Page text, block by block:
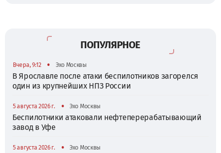
ПОПУЛЯРНОЕ
Вчера, 9:12 • Эхо Москвы
В Ярославле после атаки беспилотников загорелся
один из крупнейших НПЗ России
5 августа 2026 г. • Эхо Москвы
Беспилотники атаковали нефтеперерабатывающий
завод в Уфе
5 августа 2026 г. • Эхо Москвы